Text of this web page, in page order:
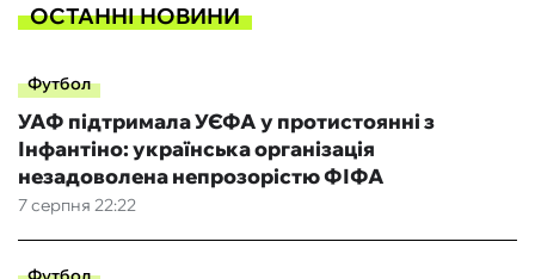
ОСТАННІ НОВИНИ
Футбол
7 серпня 22:22
УАФ підтримала УЄФА у протистоянні з
Інфантіно: українська організація
незадоволена непрозорістю ФІФА